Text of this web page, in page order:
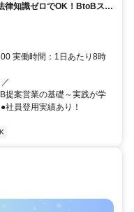
律知識ゼロでOK！BtoBスキ
実働時間：1日あたり8時
営業の基礎～実践が学
員登用実績あり！